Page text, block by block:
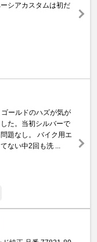
シアカスタムは初だ
ールドのハズが気が
た。当初シルバーで
題なし。 バイク用エ
ない中2回も洗 ...